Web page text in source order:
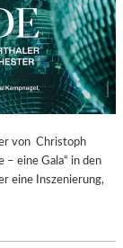
von Christoph
– eine Gala“ in den
eine Inszenierung,